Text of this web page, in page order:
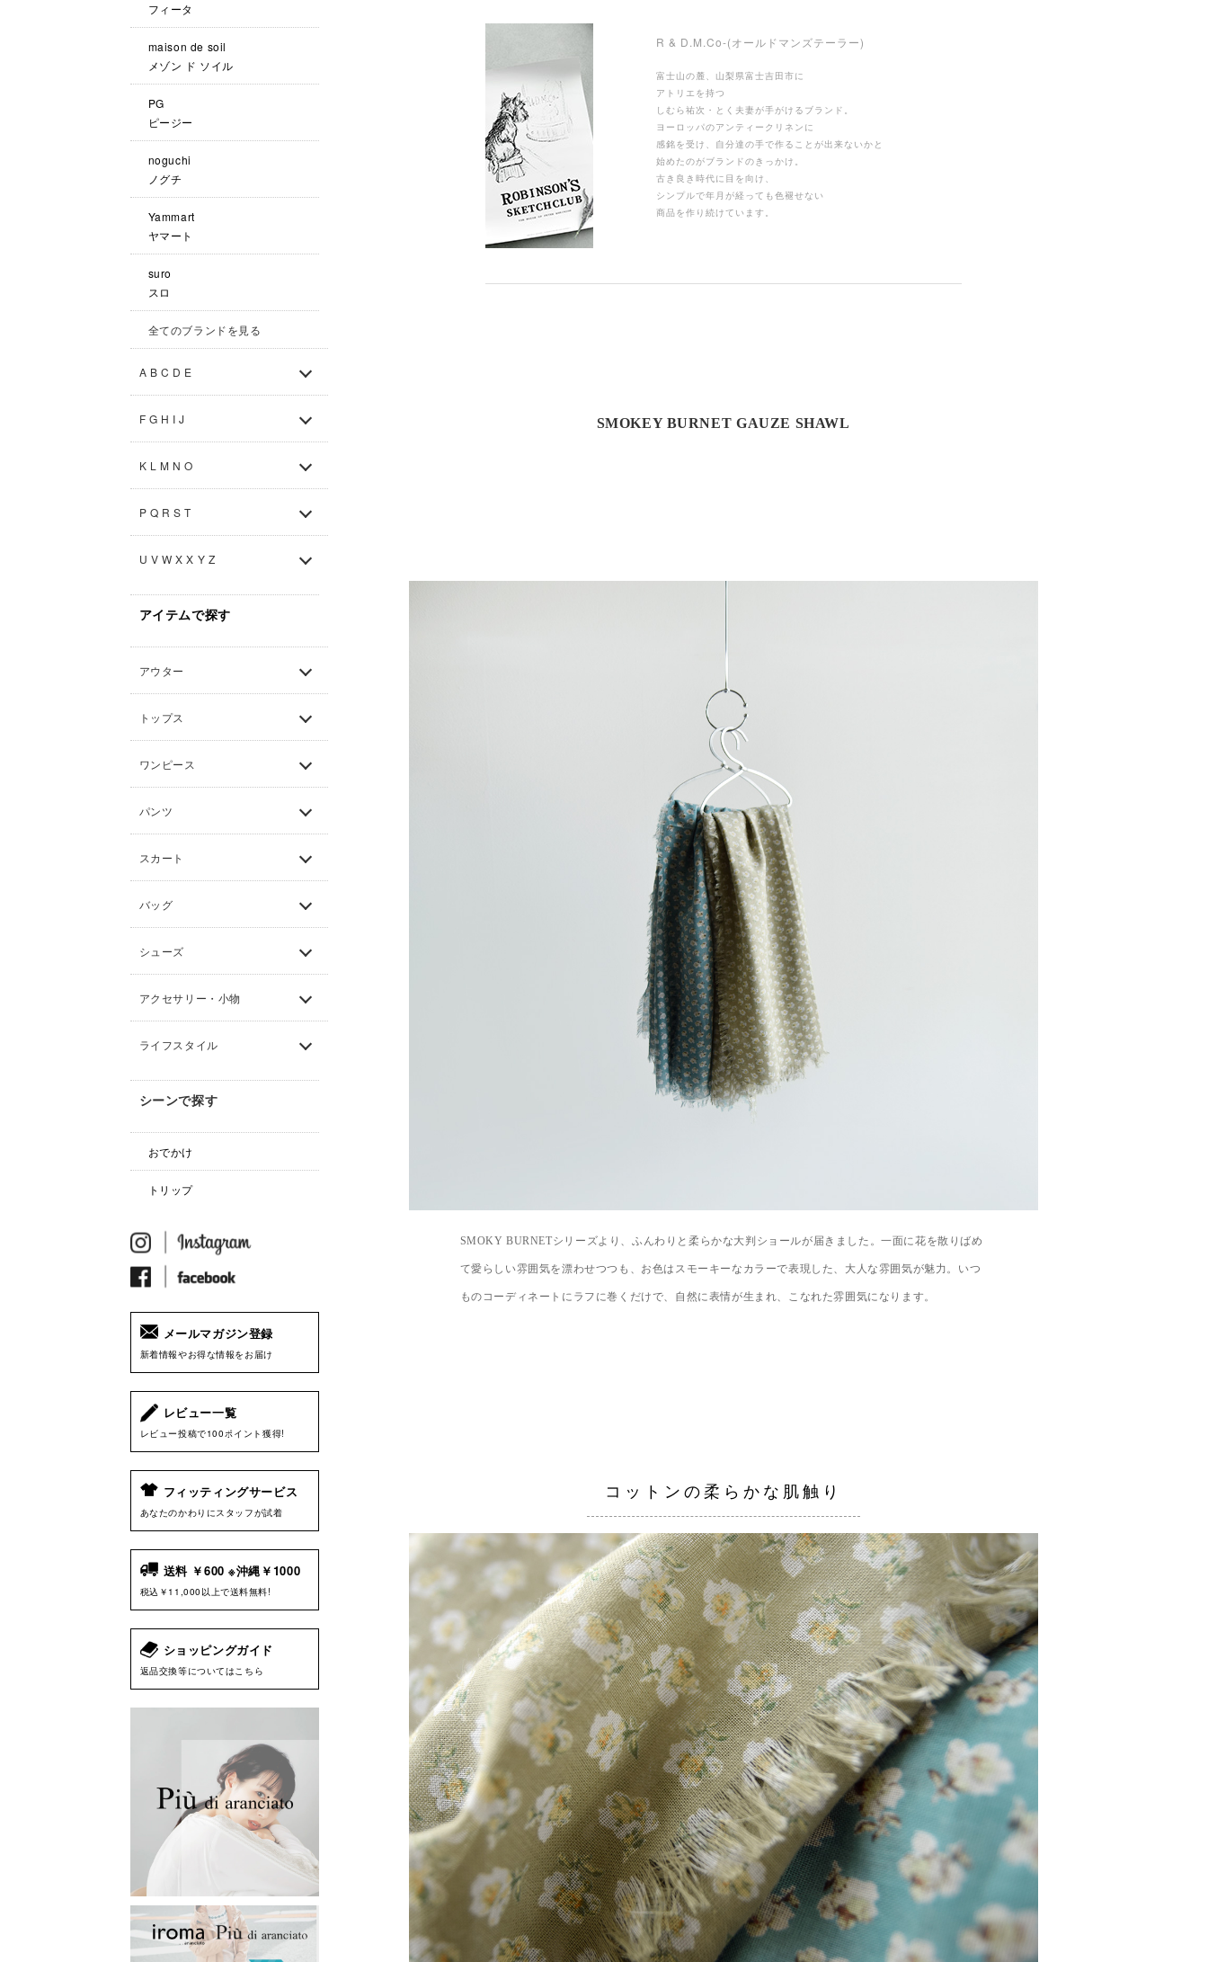
フィータ
maison de soil
メゾン ド ソイル
PG
ピージー
noguchi
ノグチ
Yammart
ヤマート
suro
スロ
全てのブランドを見る
A B C D E
F G H I J
K L M N O
P Q R S T
U V W X X Y Z
アイテムで探す
アウター
トップス
ワンピース
パンツ
スカート
バッグ
シューズ
アクセサリー・小物
ライフスタイル
シーンで探す
おでかけ
トリップ
メールマガジン登録
新着情報やお得な情報をお届け
レビュー一覧
レビュー投稿で100ポイント獲得!
フィッティングサービス
あなたのかわりにスタッフが試着
送料 ￥600 ※沖縄￥1000
税込￥11,000以上で送料無料!
ショッピングガイド
返品交換等についてはこちら
R & D.M.Co-(オールドマンズテーラー)
富士山の麓、山梨県富士吉田市に
アトリエを持つ
しむら祐次・とく夫妻が手がけるブランド。
ヨーロッパのアンティークリネンに
感銘を受け、自分達の手で作ることが出来ないかと
始めたのがブランドのきっかけ。
古き良き時代に目を向け、
シンプルで年月が経っても色褪せない
商品を作り続けています。
SMOKEY BURNET GAUZE SHAWL
SMOKY BURNETシリーズより、ふんわりと柔らかな大判ショールが届きました。一面に花を散りばめ
て愛らしい雰囲気を漂わせつつも、お色はスモーキーなカラーで表現した、大人な雰囲気が魅力。いつ
ものコーディネートにラフに巻くだけで、自然に表情が生まれ、こなれた雰囲気になります。
コットンの柔らかな肌触り